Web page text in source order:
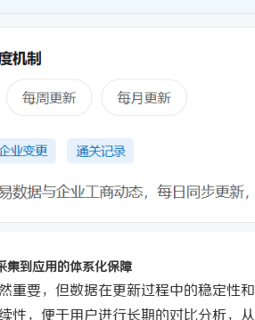
集到应用的体系化保障
重要，但数据在更新过程中的稳定性
性，便于用户进行长期的对比分析，